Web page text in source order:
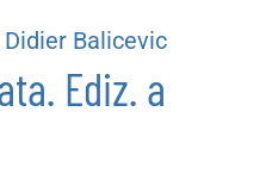
Balicevic
Ediz. a